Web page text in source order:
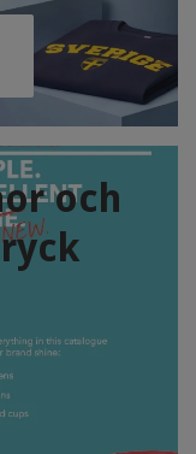
och